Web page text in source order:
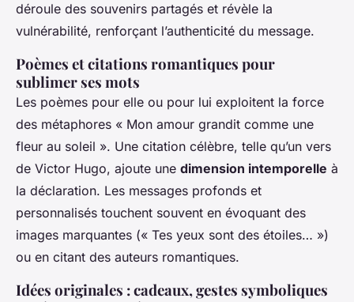
déroule des souvenirs partagés et révèle la
vulnérabilité, renforçant l’authenticité du message.
Poèmes et citations romantiques pour
sublimer ses mots
Les poèmes pour elle ou pour lui exploitent la force
des métaphores « Mon amour grandit comme une
fleur au soleil ». Une citation célèbre, telle qu’un vers
de Victor Hugo, ajoute une dimension intemporelle à
la déclaration. Les messages profonds et
personnalisés touchent souvent en évoquant des
images marquantes (« Tes yeux sont des étoiles… »)
ou en citant des auteurs romantiques.
Idées originales : cadeaux, gestes symboliques